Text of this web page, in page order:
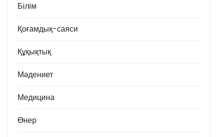
Білім
Қоғамдық-саяси
Құқықтық
Мәдениет
Медицина
Өнер